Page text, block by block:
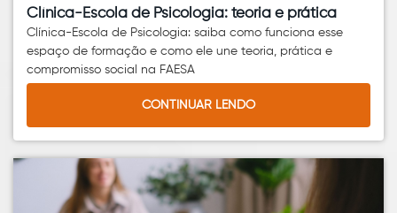
Clínica-Escola de Psicologia: teoria e prática
Clínica-Escola de Psicologia: saiba como funciona esse
espaço de formação e como ele une teoria, prática e
compromisso social na FAESA
CONTINUAR LENDO